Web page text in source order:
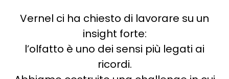
Vernel ci ha chiesto di lavorare su un
insight forte:
l’olfatto è uno dei sensi più legati ai
ricordi.